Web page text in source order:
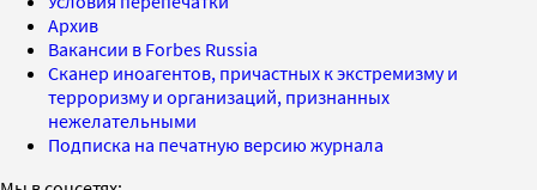
Архив
Вакансии в Forbes Russia
Сканер иноагентов, причастных к экстремизму и
терроризму и организаций, признанных
нежелательными
Подписка на печатную версию журнала